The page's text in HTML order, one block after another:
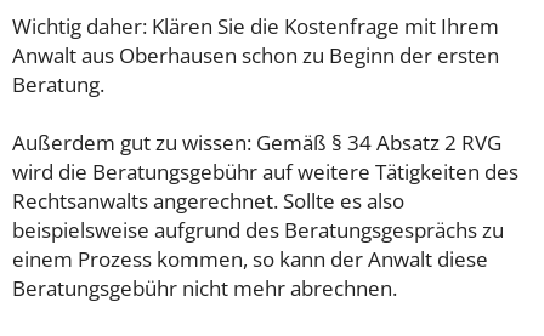
Wichtig daher: Klären Sie die Kostenfrage mit Ihrem
Anwalt aus Oberhausen schon zu Beginn der ersten
Beratung.
Außerdem gut zu wissen: Gemäß § 34 Absatz 2 RVG
wird die Beratungsgebühr auf weitere Tätigkeiten des
Rechtsanwalts angerechnet. Sollte es also
beispielsweise aufgrund des Beratungsgesprächs zu
einem Prozess kommen, so kann der Anwalt diese
Beratungsgebühr nicht mehr abrechnen.